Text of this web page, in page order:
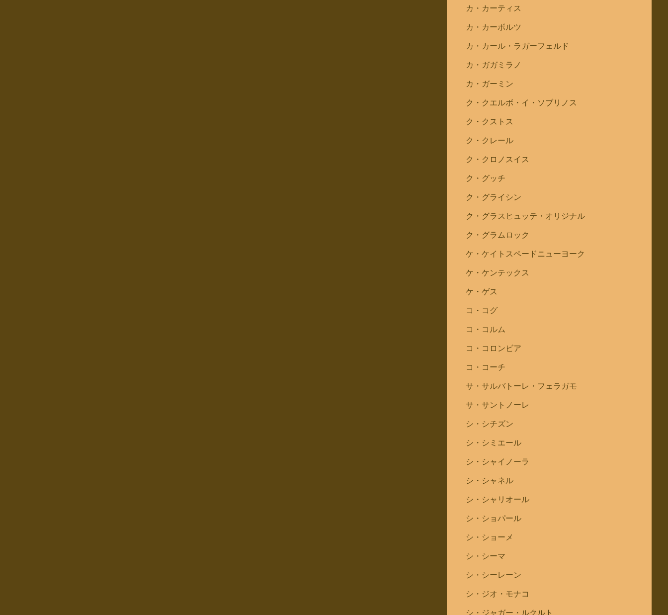
カ・カーティス
カ・カーボルツ
カ・カール・ラガーフェルド
カ・ガガミラノ
カ・ガーミン
ク・クエルボ・イ・ソブリノス
ク・クストス
ク・クレール
ク・クロノスイス
ク・グッチ
ク・グライシン
ク・グラスヒュッテ・オリジナル
ク・グラムロック
ケ・ケイトスペードニューヨーク
ケ・ケンテックス
ケ・ゲス
コ・コグ
コ・コルム
コ・コロンビア
コ・コーチ
サ・サルバトーレ・フェラガモ
サ・サントノーレ
シ・シチズン
シ・シミエール
シ・シャイノーラ
シ・シャネル
シ・シャリオール
シ・ショパール
シ・ショーメ
シ・シーマ
シ・シーレーン
シ・ジオ・モナコ
シ・ジャガー・ルクルト